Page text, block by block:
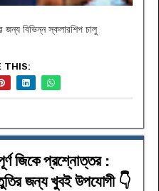
জন্য বিভিন্ন স্কলারশিপ চালু
THIS:
জিকে প্রশ্নোত্তর :
জন্য খুবই উপযোগী 👇